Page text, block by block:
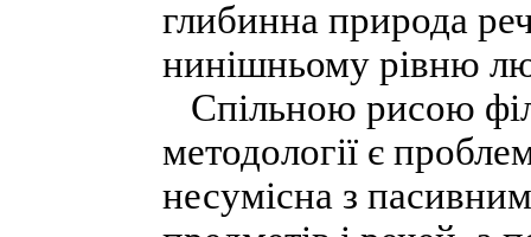
глибинна природа
нинішньому рівню
Спільною рисою
методології є
несумісна з